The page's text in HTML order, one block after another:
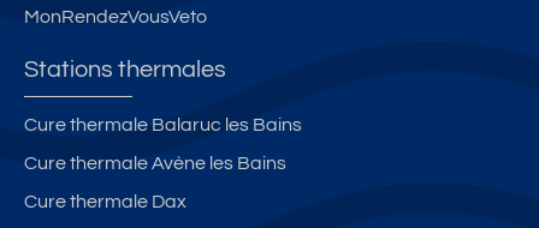
MonRendezVousVeto
Stations thermales
Cure thermale Balaruc les Bains
Cure thermale Avène les Bains
Cure thermale Dax